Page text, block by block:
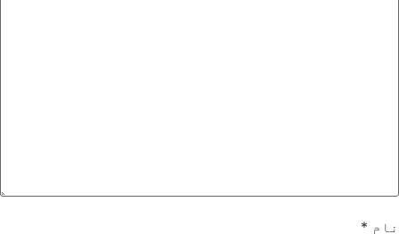
نام *